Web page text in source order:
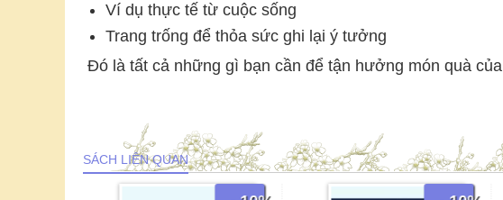
Ví dụ thực tế từ cuộc sống
Trang trống để thỏa sức ghi lại ý tưởng
Đó là tất cả những gì bạn cần để tận hưởng món quà
SÁCH LIÊN QUAN